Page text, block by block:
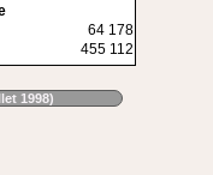
64 178
455 112
1998)